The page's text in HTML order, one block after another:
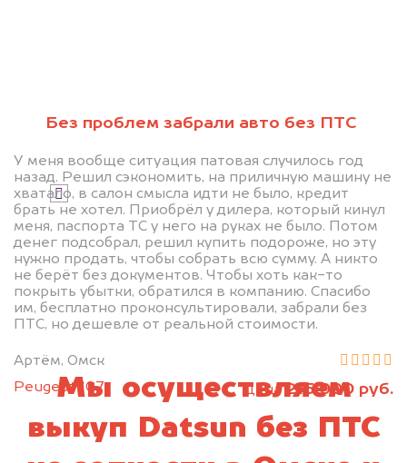
Без проблем забрали авто без ПТС
У меня вообще ситуация патовая случилось год
назад. Решил сэкономить, на приличную машину не
хватало, в салон смысла идти не было, кредит
брать не хотел. Приобрёл у дилера, который кинул
меня, паспорта ТС у него на руках не было. Потом
денег подсобрал, решил купить подороже, но эту
нужно продать, чтобы собрать всю сумму. А никто
не берёт без документов. Чтобы хоть как-то
покрыть убытки, обратился в компанию. Спасибо
им, бесплатно проконсультировали, забрали без
ПТС, но дешевле от реальной стоимости.
Артём, Омск
Peugeot 107
цена 215 000 руб.
Я даю согласие на обработку своих
персональных данных и соглашаюсь с
политикой конфиденциальности
Мы осуществляем
выкуп Datsun без ПТС